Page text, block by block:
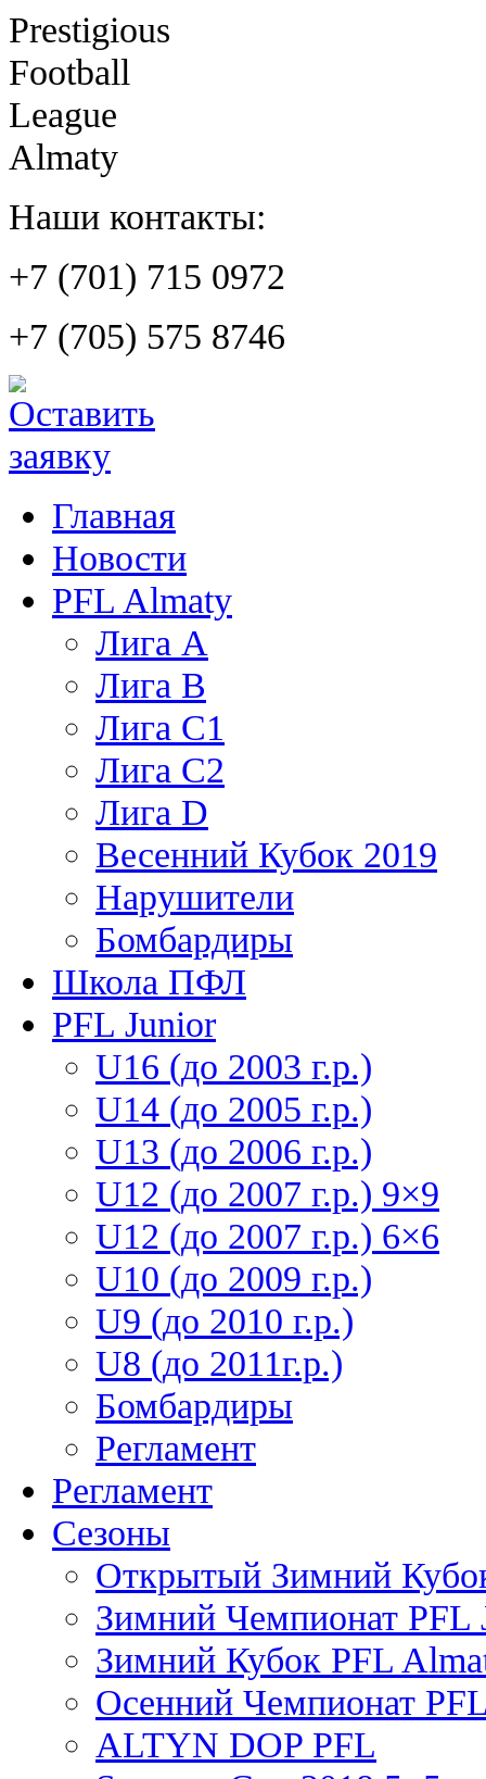
Prestigious
Football
League
Almaty
Наши контакты:
+7 (701) 715 0972
+7 (705) 575 8746
Главная
Новости
PFL Almaty
Лига A
Лига В
Лига С1
Лига С2
Лига D
Весенний Кубок 2019
Нарушители
Бомбардиры
Школа ПФЛ
PFL Junior
U16 (до 2003 г.р.)
U14 (до 2005 г.р.)
U13 (до 2006 г.р.)
U12 (до 2007 г.р.) 9×9
U12 (до 2007 г.р.) 6×6
U10 (до 2009 г.р.)
U9 (до 2010 г.р.)
U8 (до 2011г.р.)
Бомбардиры
Регламент
Регламент
Сезоны
Открытый Зимний
Зимний Чемпионат PFL
Зимний Кубок PFL
Осенний Чемпионат
ALTYN DOP PFL